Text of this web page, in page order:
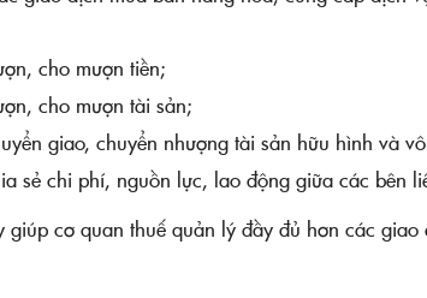
cho mượn tiền;
cho mượn tài sản;
giao, chuyển nhượng tài sản hữu hình và
sẻ chi phí, nguồn lực, lao động giữa các bên
giúp cơ quan thuế quản lý đầy đủ hơn các